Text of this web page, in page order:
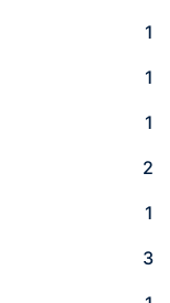
1
1
1
2
1
3